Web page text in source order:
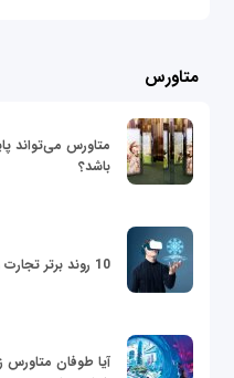
متاورس
متاورس می‌تواند
باشد؟
10 روند برتر تجارت و فناوری در سال 2022
آیا طوفان متاورس